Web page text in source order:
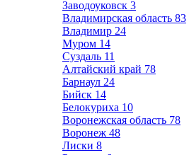
Заводоуковск 3
Владимирская область 83
Владимир 24
Муром 14
Суздаль 11
Алтайский край 78
Барнаул 24
Бийск 14
Белокуриха 10
Воронежская область 78
Воронеж 48
Лиски 8